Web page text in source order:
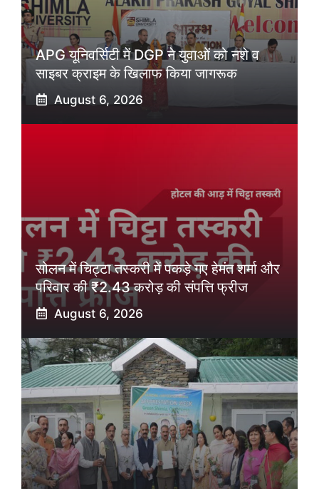
APG यूनिवर्सिटी में DGP ने युवाओं को नशे व
साइबर क्राइम के खिलाफ किया जागरूक
August 6, 2026
सोलन में चिट्टा तस्करी में पकड़े गए हेमंत शर्मा और
परिवार की ₹2.43 करोड़ की संपत्ति फ्रीज
August 6, 2026